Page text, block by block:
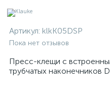
Артикул: klkK05DSP
Пока нет отзывов
Пресс-клещи с
трубчатых наконечников